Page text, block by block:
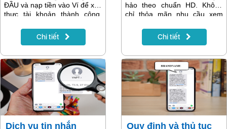
ĐẦU và nạp tiền vào Ví để xác
thực tài khoản thành công,
Thẻ quà tặng đầu tiên trị giá
50.000đ dùng để thanh toán
VinaPhone trên Ví MoMo. Vậy
sử dụng các thẻ này như thế
nào để được nhận thẻ
50.000đ tiếp theo? bài viết
sau sẽ hướng dẫn chị tiết.
Chi tiết
hảo theo chuẩn HD. Không
chỉ thỏa mãn nhu cầu xem
thường, truyền hình MyTV
còn cho phép người dùng
phát trong vòng 24 đến 72 giờ
của 61 kênh.
Chi tiết
Dịch vụ tin nhắn Quy định và thủ tục